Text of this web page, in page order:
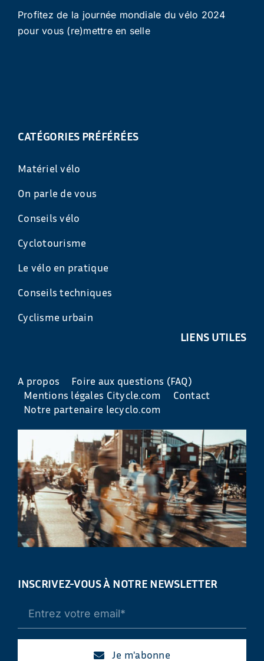
Profitez de la journée mondiale du vélo 2024
pour vous (re)mettre en selle
CATÉGORIES PRÉFÉRÉES
Matériel vélo
On parle de vous
Conseils vélo
Cyclotourisme
Le vélo en pratique
Conseils techniques
Cyclisme urbain
LIENS UTILES
A propos
Foire aux questions (FAQ)
Mentions légales Citycle.com
Contact
Notre partenaire lecyclo.com
INSCRIVEZ-VOUS À NOTRE NEWSLETTER
Je m'abonne